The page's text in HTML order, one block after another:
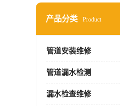
产品分类 Product
管道安装维修
管道漏水检测
漏水检查维修